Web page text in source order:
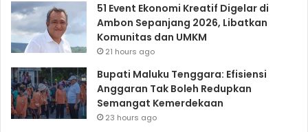
51 Event Ekonomi Kreatif Digelar di
Ambon Sepanjang 2026, Libatkan
Komunitas dan UMKM
21 hours ago
Bupati Maluku Tenggara: Efisiensi
Anggaran Tak Boleh Redupkan
Semangat Kemerdekaan
23 hours ago